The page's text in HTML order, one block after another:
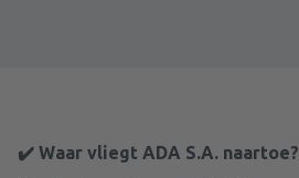
✔️ Waar vliegt ADA S.A. naartoe?